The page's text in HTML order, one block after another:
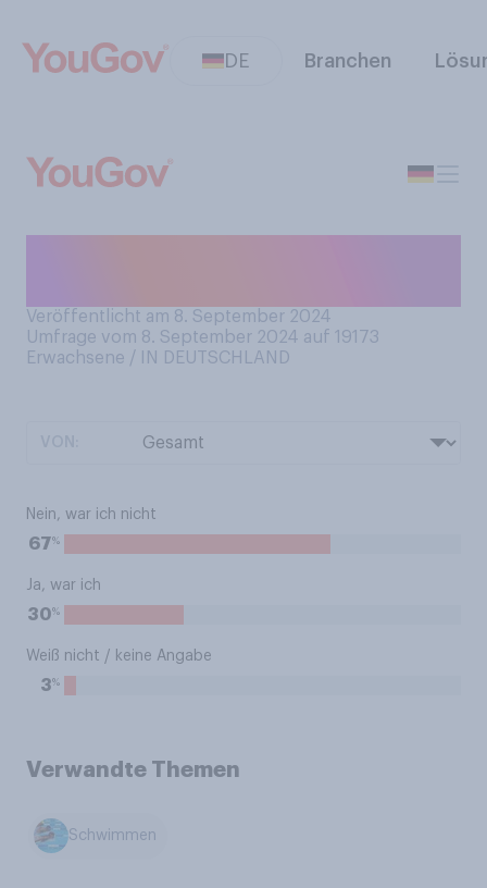
DE Branchen
Veröffentlicht am 8. September 2024
Umfrage vom 8. September 2024 auf 19173
Erwachsene / IN DEUTSCHLAND
Nein, war ich nicht
67%
Ja, war ich
30%
Weiß nicht / keine Angabe
3%
Verwandte Themen
Schwimmen